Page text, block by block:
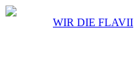
WIR DIE FLAVII